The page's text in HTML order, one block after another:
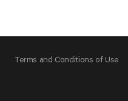
Terms and Conditions of Use